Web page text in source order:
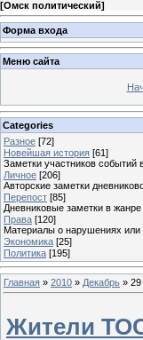
[Омск политический]
Форма входа
Меню сайта
Categories
Разное [72]
Новейшая история [61]
Заметки участников
Личное [206]
Авторские заметки
Перепост [85]
Дневниковые заметки в
Права [120]
Материалы о нарушениях или
Экономика [25]
Политика [195]
Главная » 2010 » Декабрь » 29
Жители